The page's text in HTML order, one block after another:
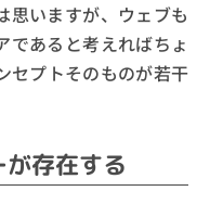
思いますが、ウェブも
であると考えればちょ
セプトそのものが若干
存在する